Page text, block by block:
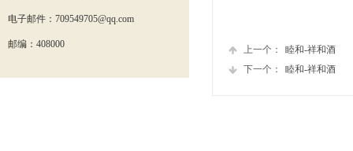
上一个：
睦和-祥和酒
下一个：
睦和-祥和酒
电子邮件： 709549705@qq.com
邮编： 408000